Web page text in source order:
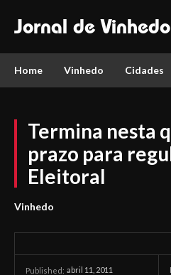
Jornal de Vinhedo
Home Vinhedo Cidades
Termina nesta
prazo para
Eleitoral
Vinhedo
Published: abril 11, 2011